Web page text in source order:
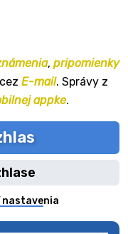
, pripomienky
E-mail. Správy z
appke.
nastavenia